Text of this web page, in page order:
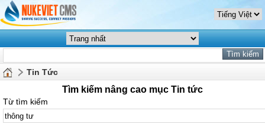
Tin Tức
Tìm kiếm nâng cao mục Tin tức
Từ tìm kiếm